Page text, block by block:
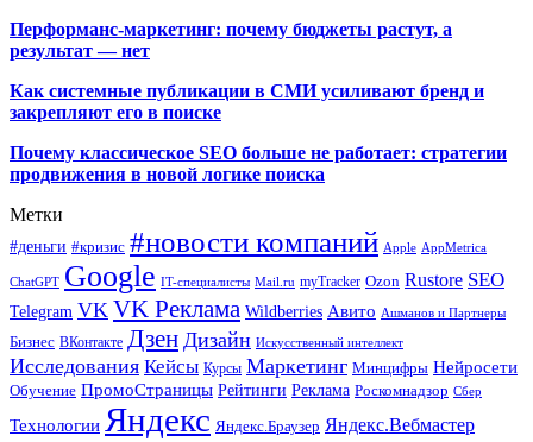
Перформанс-маркетинг: почему бюджеты растут, а
результат — нет
Как системные публикации в СМИ усиливают бренд и
закрепляют его в поиске
Почему классическое SEO больше не работает: стратегии
продвижения в новой логике поиска
Метки
#деньги #кризис #новости компаний Apple AppMetrica
ChatGPT Google IT-специалисты Mail.ru myTracker Ozon Rustore SEO
Telegram VK VK Реклама Wildberries Авито Ашманов и Партнеры
Бизнес ВКонтакте Дзен Дизайн Искусственный интеллект
Исследования Кейсы Курсы Маркетинг Минцифры Нейросети
Обучение ПромоСтраницы Рейтинги Реклама Роскомнадзор Сбер
Технологии Яндекс Яндекс.Браузер Яндекс.Вебмастер